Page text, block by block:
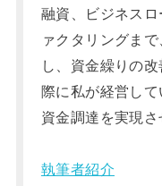
融資、ビジネス
ァクタリングま
し、資金繰りの
際に私が経営し
資金調達を実現さ
執筆者紹介